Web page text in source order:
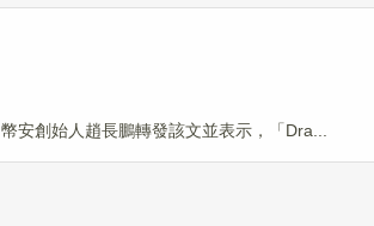
安創始人趙長鵬轉發該文並表示，「Dra...